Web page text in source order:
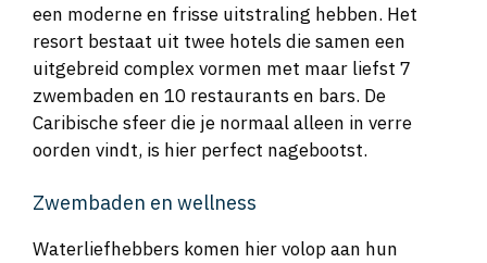
een moderne en frisse uitstraling hebben. Het
resort bestaat uit twee hotels die samen een
uitgebreid complex vormen met maar liefst 7
zwembaden en 10 restaurants en bars. De
Caribische sfeer die je normaal alleen in verre
oorden vindt, is hier perfect nagebootst.
Zwembaden en wellness
Waterliefhebbers komen hier volop aan hun